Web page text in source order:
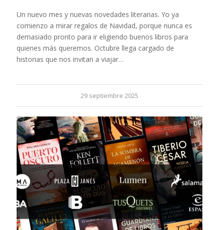
Un nuevo mes y nuevas novedades literarias. Yo ya
comienzo a mirar regalos de Navidad, porque nunca es
demasiado pronto para ir eligiendo buenos libros para
quienes más queremos. Octubre llega cargado de
historias que nos invitan a viajar…
29 septiembre 2025